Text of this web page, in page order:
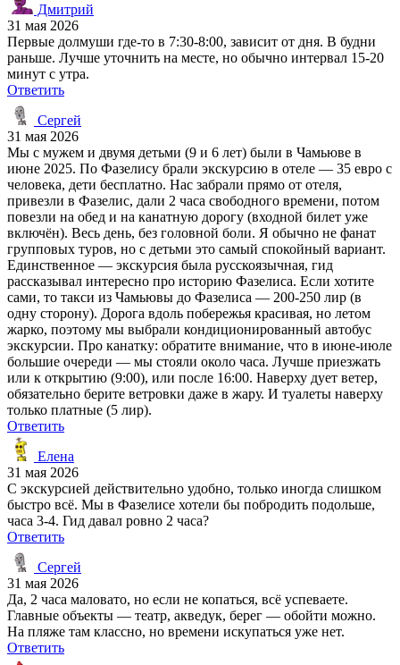
Дмитрий
31 мая 2026
Первые долмуши где-то в 7:30-8:00, зависит от дня. В будни
раньше. Лучше уточнить на месте, но обычно интервал 15-20
минут с утра.
Ответить
Сергей
31 мая 2026
Мы с мужем и двумя детьми (9 и 6 лет) были в Чамьюве в
июне 2025. По Фазелису брали экскурсию в отеле — 35 евро с
человека, дети бесплатно. Нас забрали прямо от отеля,
привезли в Фазелис, дали 2 часа свободного времени, потом
повезли на обед и на канатную дорогу (входной билет уже
включён). Весь день, без головной боли. Я обычно не фанат
групповых туров, но с детьми это самый спокойный вариант.
Единственное — экскурсия была русскоязычная, гид
рассказывал интересно про историю Фазелиса. Если хотите
сами, то такси из Чамьювы до Фазелиса — 200-250 лир (в
одну сторону). Дорога вдоль побережья красивая, но летом
жарко, поэтому мы выбрали кондиционированный автобус
экскурсии. Про канатку: обратите внимание, что в июне-июле
большие очереди — мы стояли около часа. Лучше приезжать
или к открытию (9:00), или после 16:00. Наверху дует ветер,
обязательно берите ветровки даже в жару. И туалеты наверху
только платные (5 лир).
Ответить
Елена
31 мая 2026
С экскурсией действительно удобно, только иногда слишком
быстро всё. Мы в Фазелисе хотели бы побродить подольше,
часа 3-4. Гид давал ровно 2 часа?
Ответить
Сергей
31 мая 2026
Да, 2 часа маловато, но если не копаться, всё успеваете.
Главные объекты — театр, акведук, берег — обойти можно.
На пляже там классно, но времени искупаться уже нет.
Ответить